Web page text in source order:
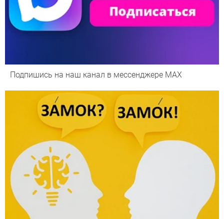
Подпишись на наш канал в мессенджере МАХ